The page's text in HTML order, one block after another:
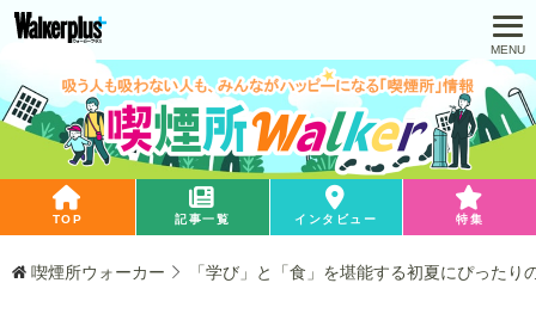
TOP 記事一覧 インタビュー 特集
喫煙所ウォーカー 「学び」と「食」を堪能する初夏にぴった